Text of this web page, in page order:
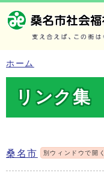
ホーム
リンク集
桑名市 別ウィンドウで開く